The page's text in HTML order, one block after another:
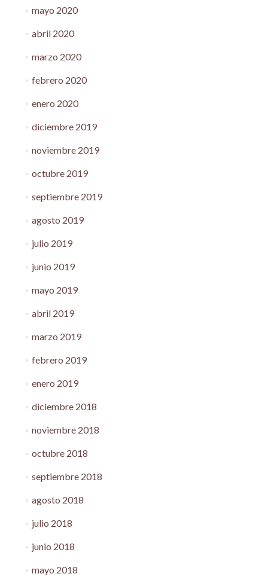
mayo 2020
abril 2020
marzo 2020
febrero 2020
enero 2020
diciembre 2019
noviembre 2019
octubre 2019
septiembre 2019
agosto 2019
julio 2019
junio 2019
mayo 2019
abril 2019
marzo 2019
febrero 2019
enero 2019
diciembre 2018
noviembre 2018
octubre 2018
septiembre 2018
agosto 2018
julio 2018
junio 2018
mayo 2018